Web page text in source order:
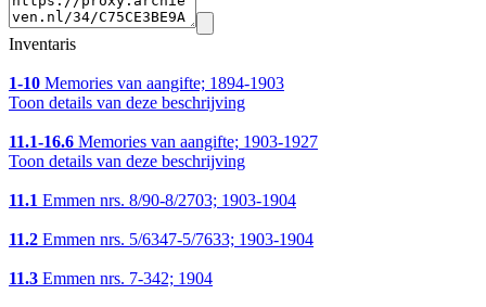
Inventaris
1-10 Memories van aangifte; 1894-1903
Toon details van deze beschrijving
11.1-16.6 Memories van aangifte; 1903-1927
Toon details van deze beschrijving
11.1 Emmen nrs. 8/90-8/2703; 1903-1904
11.2 Emmen nrs. 5/6347-5/7633; 1903-1904
11.3 Emmen nrs. 7-342; 1904